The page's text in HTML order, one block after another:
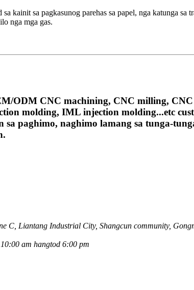
kainit sa pagkasunog parehas sa papel, nga katunga
nga mga gas.
ODM CNC machining, CNC milling,
molding, IML injection molding...etc
sa paghimo, naghimo lamang sa tunga-
C, Liantang Industrial City, Shangcun community,
am hangtod 6:00 pm